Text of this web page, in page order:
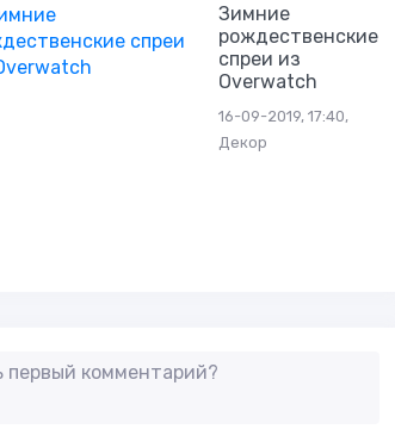
Зимние
рождественские
спреи из
Overwatch
16-09-2019, 17:40,
Декор
первый комментарий?